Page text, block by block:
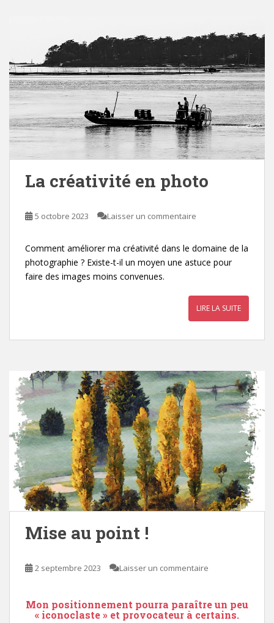
La créativité en photo
5 octobre 2023 Laisser un commentaire
Comment améliorer ma créativité dans le domaine de la
photographie ? Existe-t-il un moyen une astuce pour
faire des images moins convenues.
LIRE LA SUITE
Mise au point !
2 septembre 2023 Laisser un commentaire
Mon positionnement pourra paraître un peu
« iconoclaste » et provocateur à certains.